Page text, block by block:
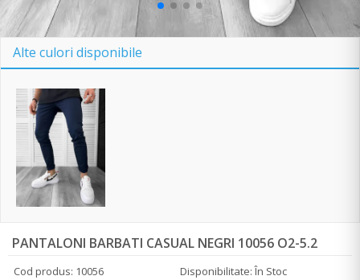
Alte culori disponibile
PANTALONI BARBATI CASUAL NEGRI 10056 O2-5.2
Cod produs: 10056 Disponibilitate: În Stoc